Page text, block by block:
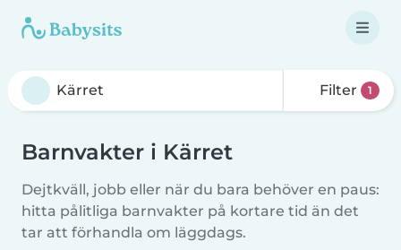
Filter 1
Barnvakter i Kärret
Dejtkväll, jobb eller när du bara behöver en paus:
hitta pålitliga barnvakter på kortare tid än det
tar att förhandla om läggdags.